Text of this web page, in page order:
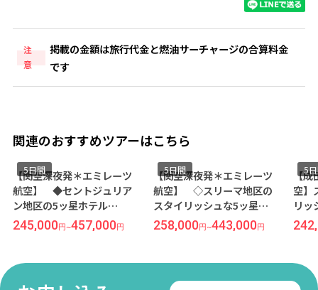
注
意
掲載の金額は旅行代金と燃油サーチャージの合算料金
です
関連のおすすめツアーはこちら
【関空深夜発＊エミレーツ
航空】 ◆セントジュリア
ン地区の5ッ星ホテル
◆『HILTON MALTA/ヒルト
ンマルタ』宿泊◆紺碧の地
日間
5日間
245,000円~457,000円
【関空深夜発＊エミレーツ
航空】 ◇スリーマ地区の
スタイリッシュな5ッ星
◇『THE PALACE/ザ・パレ
ス』指定◆紺碧の地中海リ
5日間
258,000円~443,000円
【
空】
リッ
ス』
ゾ
5